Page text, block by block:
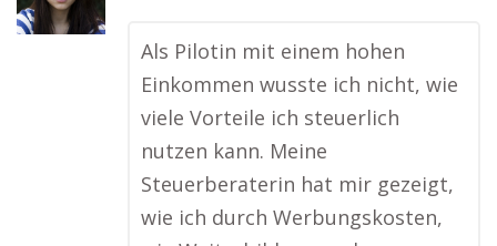
Als Pilotin mit einem hohen
Einkommen wusste ich nicht, wie
viele Vorteile ich steuerlich
nutzen kann. Meine
Steuerberaterin hat mir gezeigt,
wie ich durch Werbungskosten,